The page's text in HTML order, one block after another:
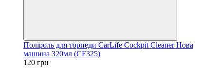
Поліроль для торпеди CarLife Cockpit Cleaner Нова
машина 320мл (CF325)
120 грн